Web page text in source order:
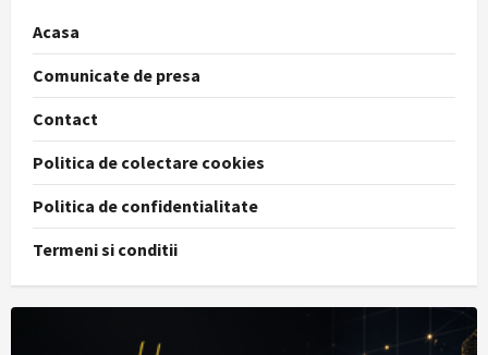
Acasa
Comunicate de presa
Contact
Politica de colectare cookies
Politica de confidentialitate
Termeni si conditii